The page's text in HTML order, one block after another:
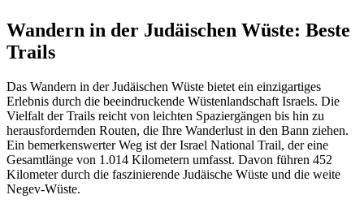
Wandern in der Judäischen Wüste: Beste
Trails
Das Wandern in der Judäischen Wüste bietet ein einzigartiges
Erlebnis durch die beeindruckende Wüstenlandschaft Israels. Die
Vielfalt der Trails reicht von leichten Spaziergängen bis hin zu
herausfordernden Routen, die Ihre Wanderlust in den Bann ziehen.
Ein bemerkenswerter Weg ist der Israel National Trail, der eine
Gesamtlänge von 1.014 Kilometern umfasst. Davon führen 452
Kilometer durch die faszinierende Judäische Wüste und die weite
Negev-Wüste.